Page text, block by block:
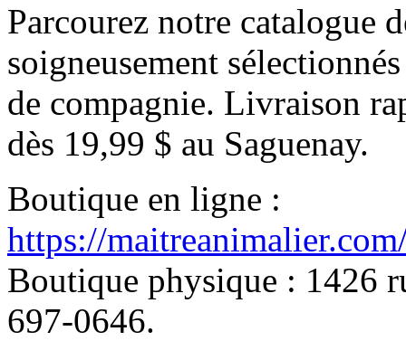
Parcourez notre catalogue
soigneusement
de compagnie. Livraison
dès 19,99 $ au Saguenay.
Boutique en ligne :
https://
Boutique physique : 1426
697-0646.